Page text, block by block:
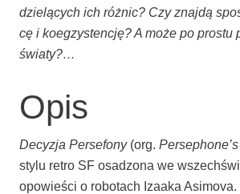
dzie­lą­cych ich róż­nic? Czy znaj­dą
cę i koeg­zy­sten­cję? A może po pro­stu
światy?…
Opis
Decy­zja Per­se­fo­ny(org.
sty­lu retro SF osa­dzo­na we
opo­wie­ści o robo­tach Iza­aka